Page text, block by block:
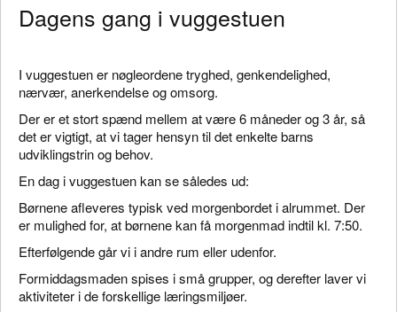
Dagens gang i vuggestuen
I vuggestuen er nøgleordene tryghed, genkendelighed,
nærvær, anerkendelse og omsorg.
Der er et stort spænd mellem at være 6 måneder og 3 år, så
det er vigtigt, at vi tager hensyn til det enkelte barns
udviklingstrin og behov.
En dag i vuggestuen kan se således ud:
Børnene afleveres typisk ved morgenbordet i alrummet. Der
er mulighed for, at børnene kan få morgenmad indtil kl. 7:50.
Efterfølgende går vi i andre rum eller udenfor.
Formiddagsmaden spises i små grupper, og derefter laver vi
aktiviteter i de forskellige læringsmiljøer.